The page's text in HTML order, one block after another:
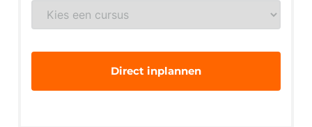
veiligheidsopleiding